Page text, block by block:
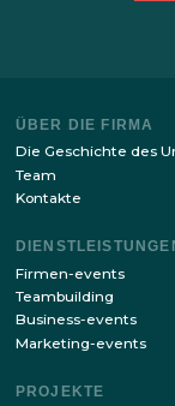
Mit dem
mitder